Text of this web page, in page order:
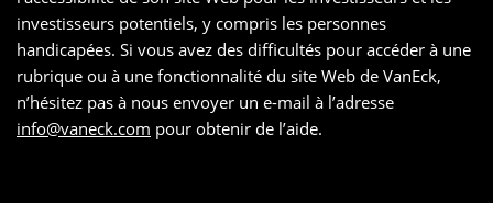
investisseurs potentiels, y compris les personnes
handicapées. Si vous avez des difficultés pour accéder à une
rubrique ou à une fonctionnalité du site Web de VanEck,
n’hésitez pas à nous envoyer un e-mail à l’adresse
info@vaneck.com pour obtenir de l’aide.